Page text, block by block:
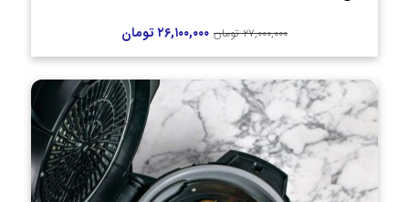
۲۷,۰۰۰,۰۰۰ تومان ۲۶,۱۰۰,۰۰۰ تومان